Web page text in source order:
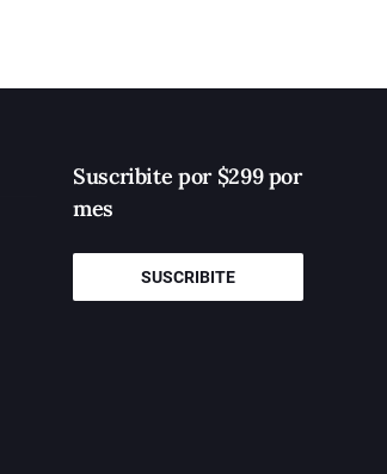
Suscribite por $299 por
mes
SUSCRIBITE